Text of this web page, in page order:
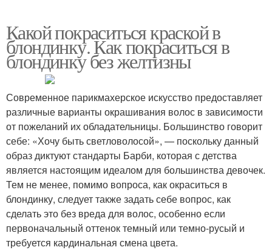
Какой покраситься краской в
блондинку. Как покраситься в
блондинку без желтизны
Современное парикмахерское искусство предоставляет
различные варианты окрашивания волос в зависимости
от пожеланий их обладательницы. Большинство говорит
себе: «Хочу быть светловолосой», — поскольку данный
образ диктуют стандарты Барби, которая с детства
является настоящим идеалом для большинства девочек.
Тем не менее, помимо вопроса, как окраситься в
блондинку, следует также задать себе вопрос, как
сделать это без вреда для волос, особенно если
первоначальный оттенок темный или темно-русый и
требуется кардинальная смена цвета.